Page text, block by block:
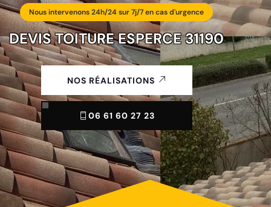
Nous intervenons 24h/24 sur 7j/7 en cas d'urgence
DEVIS TOITURE ESPERCE 31190
NOS RÉALISATIONS
06 61 60 27 23